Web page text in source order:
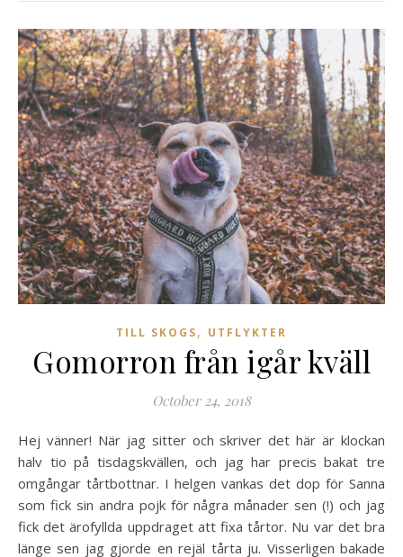
TILL SKOGS, UTFLYKTER
Gomorron från igår kväll
October 24, 2018
Hej vänner! När jag sitter och skriver det här är klockan
halv tio på tisdagskvällen, och jag har precis bakat tre
omgångar tårtbottnar. I helgen vankas det dop för Sanna
som fick sin andra pojk för några månader sen (!) och jag
fick det ärofyllda uppdraget att fixa tårtor. Nu var det bra
länge sen jag gjorde en rejäl tårta ju. Visserligen bakade